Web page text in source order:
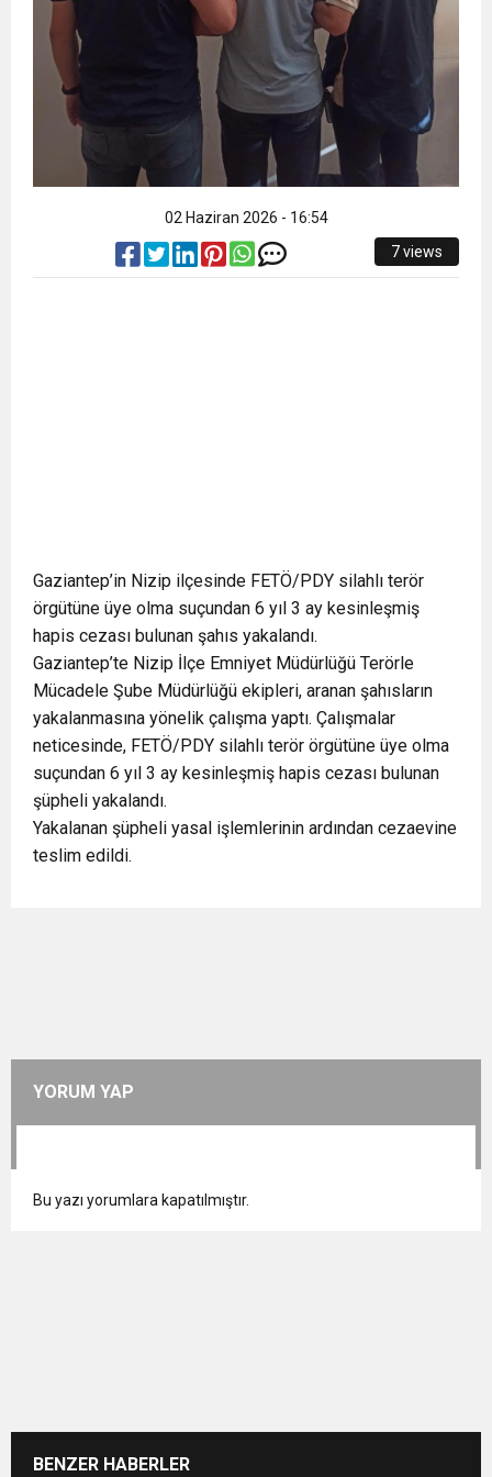
02 Haziran 2026 - 16:54
7 views
Gaziantep’in Nizip ilçesinde FETÖ/PDY silahlı terör
örgütüne üye olma suçundan 6 yıl 3 ay kesinleşmiş
hapis cezası bulunan şahıs yakalandı.
Gaziantep’te Nizip İlçe Emniyet Müdürlüğü Terörle
Mücadele Şube Müdürlüğü ekipleri, aranan şahısların
yakalanmasına yönelik çalışma yaptı. Çalışmalar
neticesinde, FETÖ/PDY silahlı terör örgütüne üye olma
suçundan 6 yıl 3 ay kesinleşmiş hapis cezası bulunan
şüpheli yakalandı.
Yakalanan şüpheli yasal işlemlerinin ardından cezaevine
teslim edildi.
YORUM YAP
Bu yazı yorumlara kapatılmıştır.
BENZER HABERLER